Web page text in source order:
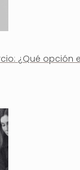
¿Qué opción